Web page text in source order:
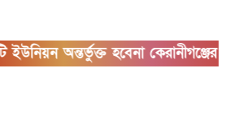
অন্তর্ভুক্ত হবেনা কেরানীগঞ্জের সাথে